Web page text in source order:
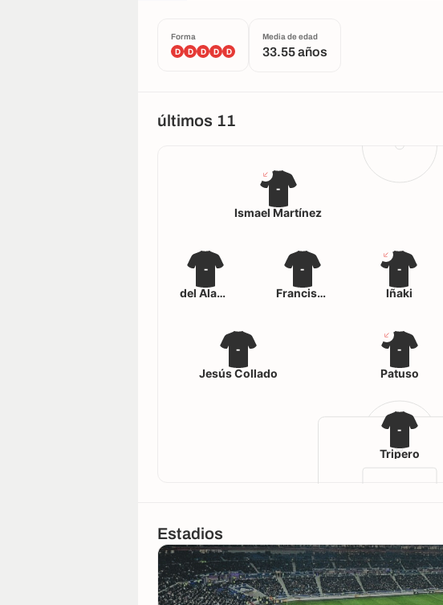
Forma
D D D D D
Media de edad
33.55 años
últimos 11
-
Tripero
-
Jesús Collado
-
Patuso
-
del Álamo
-
Francisco Iborra
-
Iñaki
-
Ismael Martínez
Estadios